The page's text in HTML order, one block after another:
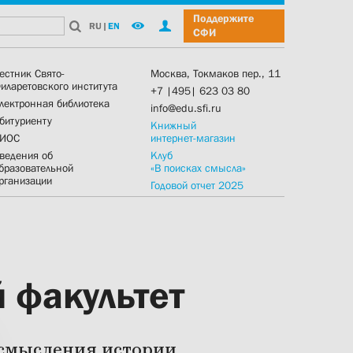
RU | EN
Поддержите
СФИ
Свято-
института
библиотека
об
Москва, Токмаков пер., 11
+7 |495| 623 03 80
info@edu.sfi.ru
Книжный
интернет-магазин
Клуб
«В поисках смысла»
Годовой отчет 2025